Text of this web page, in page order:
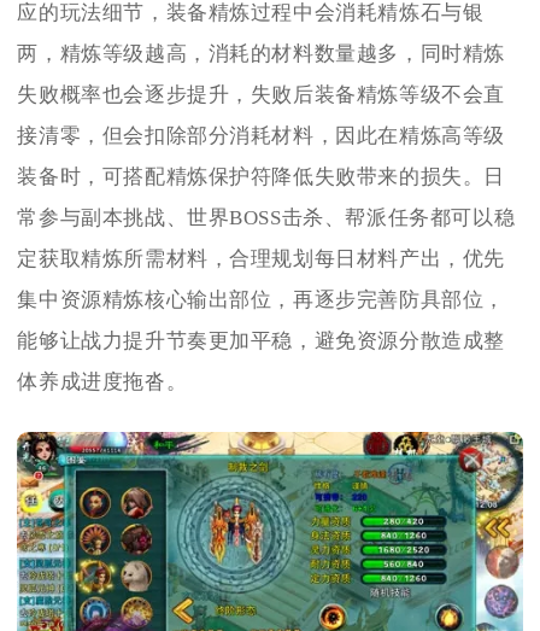
应的玩法细节，装备精炼过程中会消耗精炼石与银
两，精炼等级越高，消耗的材料数量越多，同时精炼
失败概率也会逐步提升，失败后装备精炼等级不会直
接清零，但会扣除部分消耗材料，因此在精炼高等级
装备时，可搭配精炼保护符降低失败带来的损失。日
常参与副本挑战、世界BOSS击杀、帮派任务都可以稳
定获取精炼所需材料，合理规划每日材料产出，优先
集中资源精炼核心输出部位，再逐步完善防具部位，
能够让战力提升节奏更加平稳，避免资源分散造成整
体养成进度拖沓。